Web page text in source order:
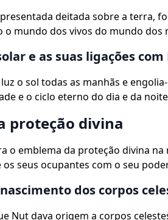
deitada sobre a terra,
o mundo dos vivos do mundo dos
e as suas ligações
luz o sol todas as manhãs e
e o ciclo eterno do dia e da
proteção divina
o emblema da proteção divina
os seus ocupantes com o seu
dos corpos
Nut dava origem a corpos